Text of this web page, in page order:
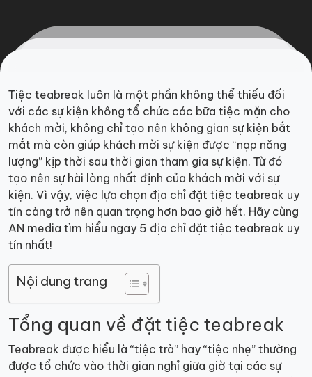
Tiệc teabreak luôn là một phần không thể thiếu đối
với các sự kiện không tổ chức các bữa tiệc mặn cho
khách mời, không chỉ tạo nên không gian sự kiện bắt
mắt mà còn giúp khách mời sự kiện được “nạp năng
lượng” kịp thời sau thời gian tham gia sự kiện. Từ đó
tạo nên sự hài lòng nhất định của khách mời với sự
kiện. Vì vậy, việc lựa chọn địa chỉ đặt tiệc teabreak uy
tín càng trở nên quan trọng hơn bao giờ hết. Hãy cùng
AN media tìm hiểu ngay 5 địa chỉ đặt tiệc teabreak uy
tín nhất!
Nội dung trang
Tổng quan về đặt tiệc teabreak
Teabreak được hiểu là “tiệc trà” hay “tiệc nhẹ” thường
được tổ chức vào thời gian nghỉ giữa giờ tại các sự